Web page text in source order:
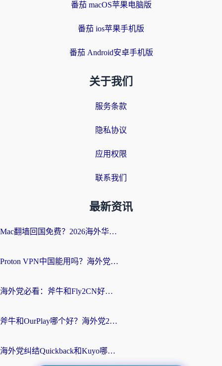
番茄 macOS苹果电脑版
番茄 ios苹果手机版
番茄 Android安卓手机版
关于我们
服务条款
隐私协议
应用权限
联系我们
最新资讯
Mac翻墙回国免费？2026海外华人亲测：从CCTV5直播到国内APP，这样选加速器才靠谱
Proton VPN中国能用吗？海外党选回国加速器的避坑指南（附番茄加速器实测）
海外党必看：斧牛和Fly2CN好用吗？3招教你选对回国加速器（附免费试用攻略）
斧牛和OurPlay哪个好？海外党2026亲测：选对加速器，国内资源秒加载
海外党纠结Quickback和Kuyo哪个好？选对回国加速器才能无缝刷国内资源